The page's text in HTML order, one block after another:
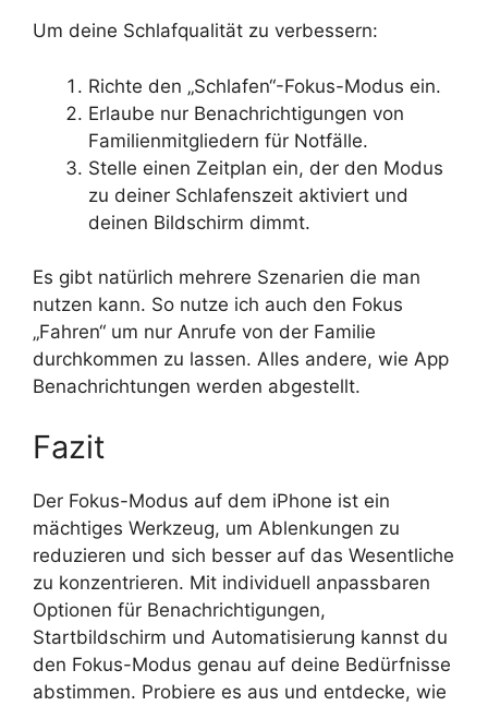
Um deine Schlafqualität zu verbessern:
Richte den „Schlafen“-Fokus-Modus ein.
Erlaube nur Benachrichtigungen von
Familienmitgliedern für Notfälle.
Stelle einen Zeitplan ein, der den Modus
zu deiner Schlafenszeit aktiviert und
deinen Bildschirm dimmt.
Es gibt natürlich mehrere Szenarien die man
nutzen kann. So nutze ich auch den Fokus
„Fahren“ um nur Anrufe von der Familie
durchkommen zu lassen. Alles andere, wie App
Benachrichtungen werden abgestellt.
Fazit
Der Fokus-Modus auf dem iPhone ist ein
mächtiges Werkzeug, um Ablenkungen zu
reduzieren und sich besser auf das Wesentliche
zu konzentrieren. Mit individuell anpassbaren
Optionen für Benachrichtigungen,
Startbildschirm und Automatisierung kannst du
den Fokus-Modus genau auf deine Bedürfnisse
abstimmen. Probiere es aus und entdecke, wie